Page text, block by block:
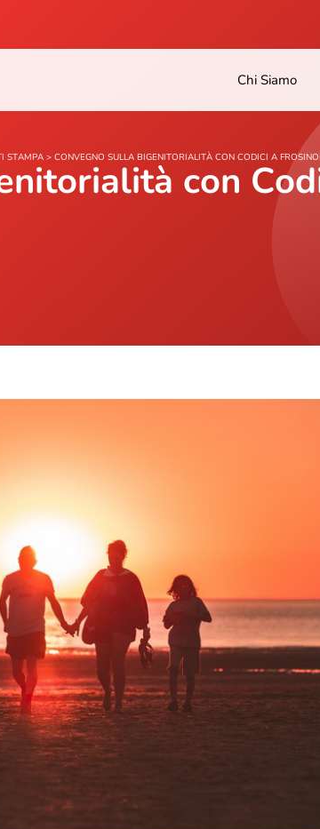
Chi Siamo
STAMPA > CONVEGNO SULLA BIGENITORIALITÀ CON CODICI A
con